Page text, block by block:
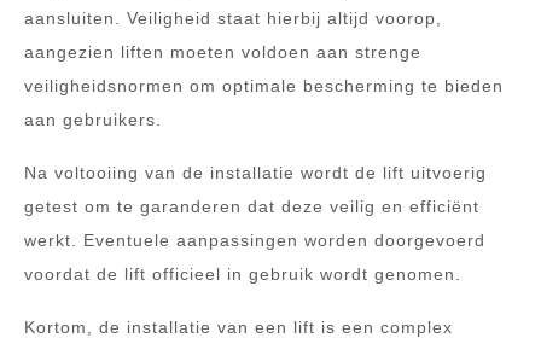
aansluiten. Veiligheid staat hierbij altijd voorop,
aangezien liften moeten voldoen aan strenge
veiligheidsnormen om optimale bescherming te bieden
aan gebruikers.
Na voltooiing van de installatie wordt de lift uitvoerig
getest om te garanderen dat deze veilig en efficiënt
werkt. Eventuele aanpassingen worden doorgevoerd
voordat de lift officieel in gebruik wordt genomen.
Kortom, de installatie van een lift is een complex